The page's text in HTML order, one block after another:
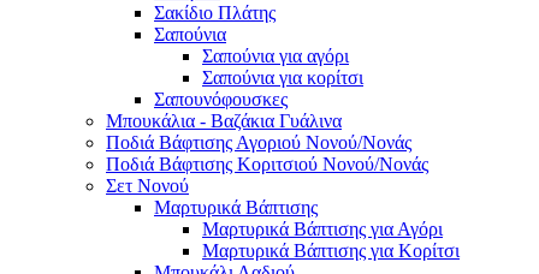
Σακίδιο Πλάτης
Σαπούνια
Σαπούνια για αγόρι
Σαπούνια για κορίτσι
Σαπουνόφουσκες
Μπουκάλια - Βαζάκια Γυάλινα
Ποδιά Βάφτισης Αγοριού Νονού/Νονάς
Ποδιά Βάφτισης Κοριτσιού Νονού/Νονάς
Σετ Νονού
Μαρτυρικά Βάπτισης
Μαρτυρικά Βάπτισης για Αγόρι
Μαρτυρικά Βάπτισης για Κορίτσι